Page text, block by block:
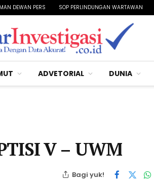
DEWAN PERS SOP PERLINDUNGAN WARTAWAN
ADVETORIAL DUNIA
V – UWM
Bagi yuk!